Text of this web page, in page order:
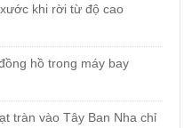
khi rời từ độ cao
hồ trong máy bay
tràn vào Tây Ban Nha chỉ